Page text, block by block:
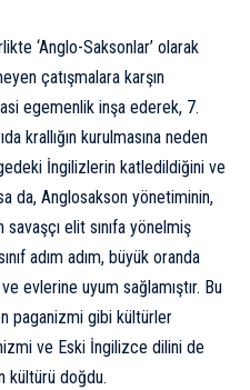
‘Anglo-Saksonlar’ olarak
çatışmalara karşın
egemenlik inşa ederek, 7.
krallığın kurulmasına neden
İngilizlerin katledildiğini ve
da, Anglosakson yönetiminin,
elit sınıfa yönelmiş
adım adım, büyük oranda
evlerine uyum sağlamıştır. Bu
paganizmi gibi kültürler
ve Eski İngilizce dilini de
kültürü doğdu.